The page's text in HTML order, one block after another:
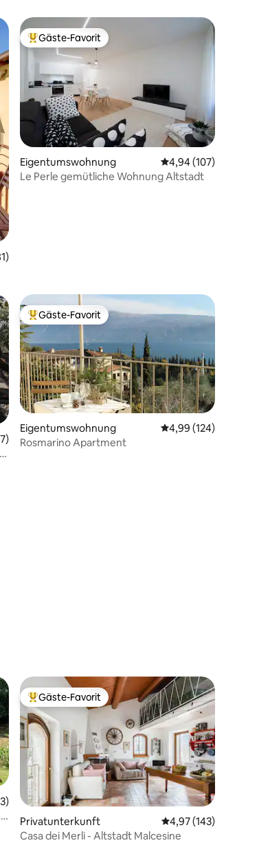
Bewertung: 4,87 von 5, 181 Bewertungen
Beliebter Gäste-Favorit.
Gäste-Favorit
Eigentumswohnung Durchschnittliche
4,94 (107)
Le Perle gemütliche Wohnung Altstadt
Bewertung: 4,97 von 5, 117 Bewertungen
Beliebter Gäste-Favorit.
Gäste-Favorit
Eigentumswohnung Durchschnittliche
4,99 (124)
Rosmarino Apartment
Bewertung: 4,97 von 5, 263 Bewertungen
Beliebter Gäste-Favorit.
Gäste-Favorit
Privatunterkunft Durchschnittliche
4,97 (143)
Casa dei Merli - Altstadt Malcesine